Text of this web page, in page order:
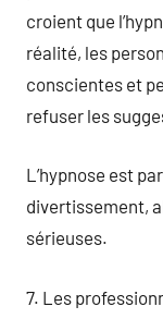
croient que
réalité, les
conscientes et
refuser les
L’hypnose est
divertissement,
sérieuses.
7. Les